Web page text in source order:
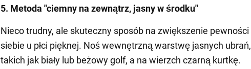
5. Metoda "ciemny na zewnątrz, jasny w środku"
Nieco trudny, ale skuteczny sposób na zwiększenie pewności
siebie u płci pięknej. Noś wewnętrzną warstwę jasnych ubrań,
takich jak biały lub beżowy golf, a na wierzch czarną kurtkę.